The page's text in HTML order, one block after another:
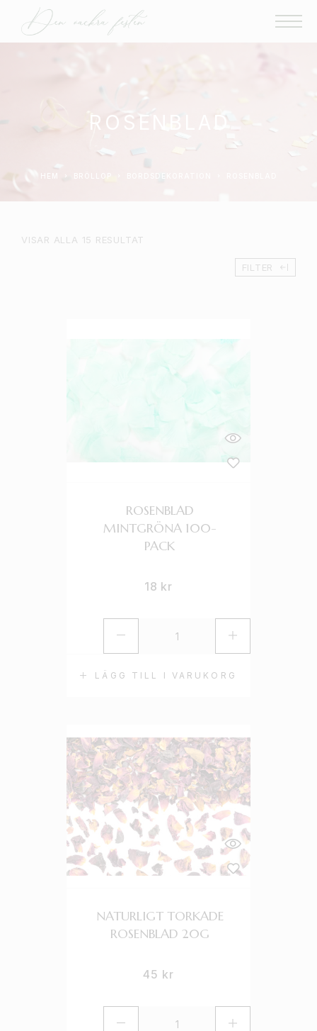
ROSENBLAD
BRÖLLOP
VISAR ALLA 15 RESULTAT
FILTER
LÄGG TILL I VARUKORG
ROSENBLAD
MINTGRÖNA 100-
PACK
18 kr
NATURLIGT TORKADE
ROSENBLAD 20G
45 kr